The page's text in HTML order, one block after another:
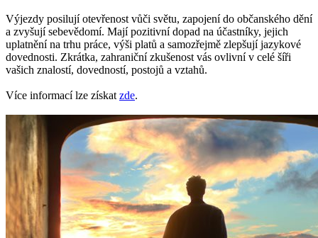
Výjezdy posilují otevřenost vůči světu, zapojení do občanského dění
a zvyšují sebevědomí. Mají pozitivní dopad na účastníky, jejich
uplatnění na trhu práce, výši platů a samozřejmě zlepšují jazykové
dovednosti. Zkrátka, zahraniční zkušenost vás ovlivní v celé šíři
vašich znalostí, dovedností, postojů a vztahů.
Více informací lze získat zde.